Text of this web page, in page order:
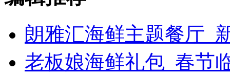
朗雅汇海鲜主题餐厅_
老板娘海鲜礼包_春节